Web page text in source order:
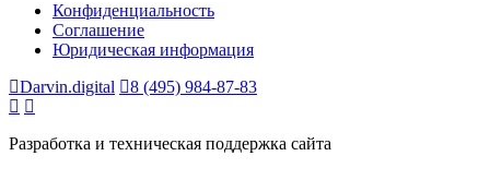
Конфиденциальность
Соглашение
Юридическая информация
Darvin.digital
8 (495) 984-87-83
Разработка и техническая поддержка сайта